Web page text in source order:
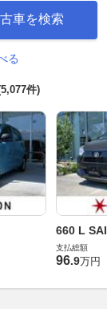
車を検索
る
件)
660 L
支払総額
96.9万円